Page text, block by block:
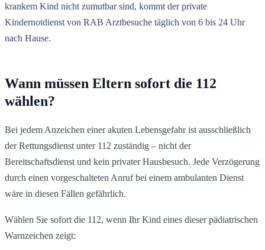
krankem Kind nicht zumutbar sind, kommt der private
Kindernotdienst von RAB Arztbesuche täglich von 6 bis 24 Uhr
nach Hause.
Wann müssen Eltern sofort die 112
wählen?
Bei jedem Anzeichen einer akuten Lebensgefahr ist ausschließlich
der Rettungsdienst unter 112 zuständig – nicht der
Bereitschaftsdienst und kein privater Hausbesuch. Jede Verzögerung
durch einen vorgeschalteten Anruf bei einem ambulanten Dienst
wäre in diesen Fällen gefährlich.
Wählen Sie sofort die 112, wenn Ihr Kind eines dieser pädiatrischen
Warnzeichen zeigt: